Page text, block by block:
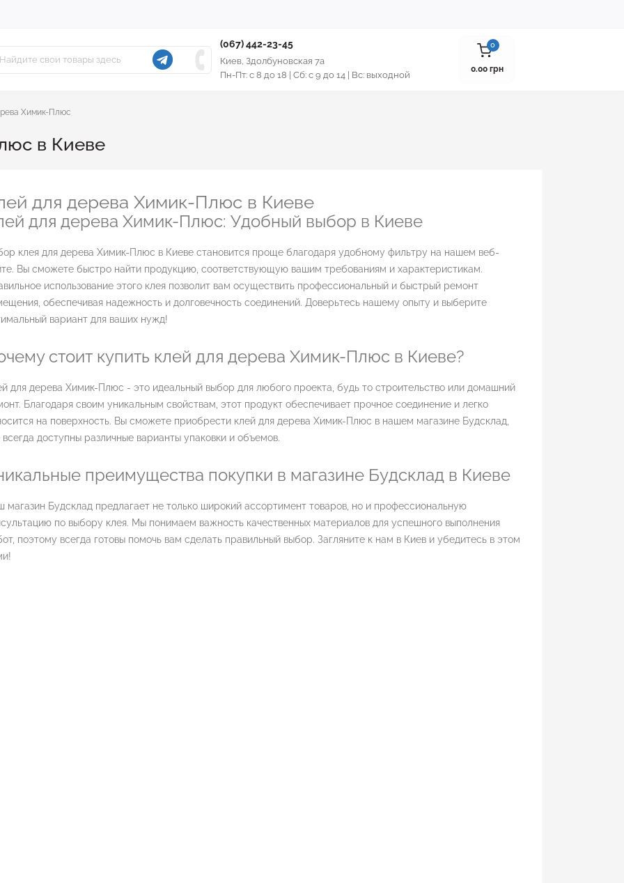
(067) 442-23-45
Киев, Здолбуновская 7а
Пн-Пт: с 8 до 18 | Сб: с 9 до 14 | Вс: выходной
0
0.00 грн
Химик-Плюс
в Киеве
для дерева Химик-Плюс в Киеве
для дерева Химик-Плюс: Удобный выбор в Киеве
клея для дерева Химик-Плюс в Киеве становится проще благодаря удобному фильтру на нашем веб-
Вы сможете быстро найти продукцию, соответствующую вашим требованиям и характеристикам.
использование этого клея позволит вам осуществить профессиональный и быстрый ремонт
обеспечивая надежность и долговечность соединений. Доверьтесь нашему опыту и выберите
вариант для ваших нужд!
стоит купить клей для дерева Химик-Плюс в Киеве?
для дерева Химик-Плюс - это идеальный выбор для любого проекта, будь то строительство или домашний
Благодаря своим уникальным свойствам, этот продукт обеспечивает прочное соединение и легко
на поверхность. Вы сможете приобрести клей для дерева Химик-Плюс в нашем магазине Будсклад,
всегда доступны различные варианты упаковки и объемов.
преимущества покупки в магазине Будсклад в Киеве
магазин Будсклад предлагает не только широкий ассортимент товаров, но и профессиональную
по выбору клея. Мы понимаем важность качественных материалов для успешного выполнения
поэтому всегда готовы помочь вам сделать правильный выбор. Загляните к нам в Киев и убедитесь в этом